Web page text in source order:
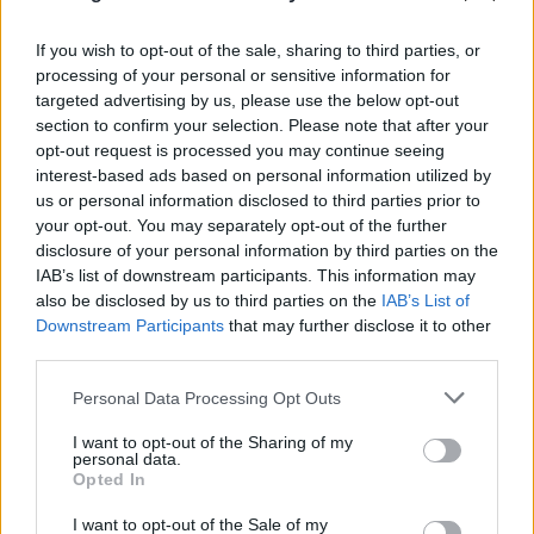
If you wish to opt-out of the sale, sharing to third parties, or
processing of your personal or sensitive information for
targeted advertising by us, please use the below opt-out
section to confirm your selection. Please note that after your
opt-out request is processed you may continue seeing
interest-based ads based on personal information utilized by
us or personal information disclosed to third parties prior to
your opt-out. You may separately opt-out of the further
disclosure of your personal information by third parties on the
IAB’s list of downstream participants. This information may
also be disclosed by us to third parties on the IAB’s List of
Downstream Participants that may further disclose it to other
Please note that this website/app uses one or more Google
not limited to your visit or usage behaviour. You may click to
grant or deny consent to Google and its third-party tags to
use your data for below specified purposes in below Google
consent section.
Personal Data Processing Opt Outs
I want to opt-out of the Sharing of my
personal data.
Opted In
I want to opt-out of the Sale of my
μοιραία νύχτα
08.08.2026
Νέα στοιχεία για την επίθεση στον Ερυθρό
Σταυρό - Ειδικευόμενη νοσηλεύτρια έζησε
στιγμές φρίκης